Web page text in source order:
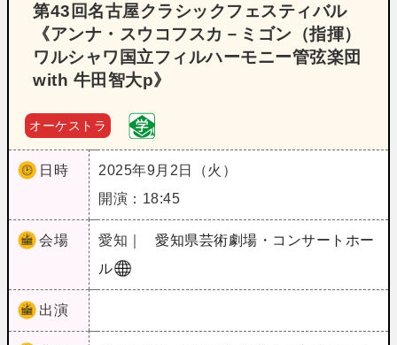
第43回名古屋クラシックフェスティバル
《アンナ・スウコフスカ－ミゴン（指揮）
ワルシャワ国立フィルハーモニー管弦楽団
with 牛田智大p》
オーケストラ
日時
2025年9月2日（火）
開演：18:45
会場 愛知｜
愛知県芸術劇場・コンサートホー
ル
出演